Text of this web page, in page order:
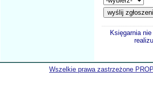
Księgarnia
Wszelkie prawa zastrzeżone